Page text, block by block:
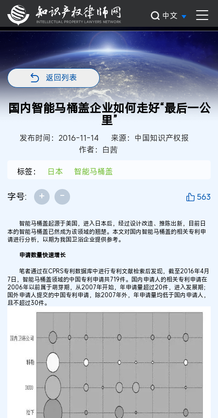
中文
返回列表
国内智能马桶盖企业如何走好“最后一公
里”
发布时间：2016-11-14
来源：中国知识产权报
作者：白茜
标签： 日本 智能马桶盖
字号: + - 563
智能马桶盖起源于美国，进入日本后，经过设计改造、推陈出新，目前日
本的智能马桶盖已然成为该领域的翘楚。本文对国内智能马桶盖的相关专利申
请进行分析，以期为我国卫浴企业提供参考。
申请数量快速增长
笔者通过在CPRS专利数据库中进行专利文献检索后发现，截至2016年4月
7日，智能马桶盖领域的中国专利申请共719件。国内申请人的相关专利申请在
2006年以前属于萌芽期，从2007年开始，年申请量超过20件，进入发展期；
国外申请人提交的中国专利申请，除2007年外，年申请量均低于国内申请人，
且不超过30件。